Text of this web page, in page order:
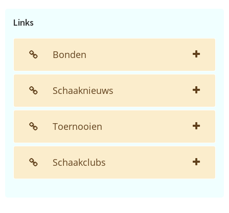
Links
Bonden
Schaaknieuws
Toernooien
Schaakclubs